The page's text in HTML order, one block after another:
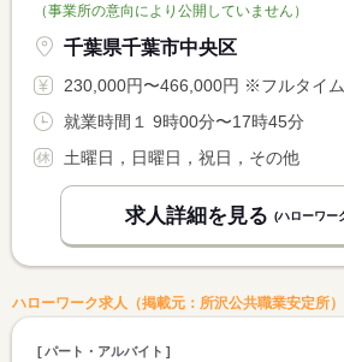
（事業所の意向により公開していません）
千葉県千葉市中央区
230,000円〜466,000円 ※フルタイム求人の場合は月額（換算額）、パート求人
就業時間１ 9時00分〜17時45分
土曜日，日曜日，祝日，その他
求人詳細を見る (ハローワー
ハローワーク求人（掲載元：所沢公共職業安定所）
パート・アルバイト